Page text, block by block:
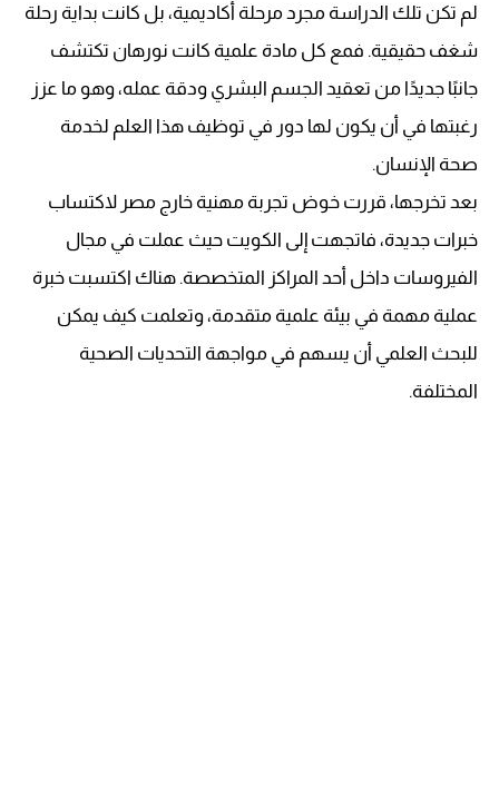
لم تكن تلك الدراسة مجرد مرحلة أكاديمية، بل كانت بداية رحلة
شغف حقيقية. فمع كل مادة علمية كانت نورهان تكتشف
جانبًا جديدًا من تعقيد الجسم البشري ودقة عمله، وهو ما عزز
رغبتها في أن يكون لها دور في توظيف هذا العلم لخدمة
صحة الإنسان.
بعد تخرجها، قررت خوض تجربة مهنية خارج مصر لاكتساب
خبرات جديدة، فاتجهت إلى الكويت حيث عملت في مجال
الفيروسات داخل أحد المراكز المتخصصة. هناك اكتسبت خبرة
عملية مهمة في بيئة علمية متقدمة، وتعلمت كيف يمكن
للبحث العلمي أن يسهم في مواجهة التحديات الصحية
المختلفة.